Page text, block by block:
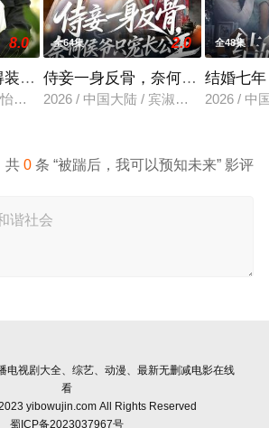
8.0
装不熟
欣＆鲍李宁＆江路祺
全64集 2.0
侍妾一身反骨，奈何侯爷只宠长
2026 / 中国大陆 / 宾淑贤＆刘泳辰
全48集
结婚七
2026 / 中
共0 条 “被踹后，我可以预知未来” 影评
电视剧大全、综艺、动漫、最新无删减电影在线
看
yibowujin.com All Rights Reserved
蜀ICP备2023037967号